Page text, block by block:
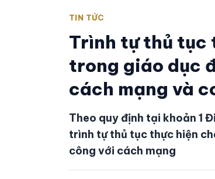
TIN TỨC
Trình tự thủ tục
trong giáo dục
cách mạng và
Theo quy định tại khoản 1
trình tự thủ tục thực hiện
công với cách mạng